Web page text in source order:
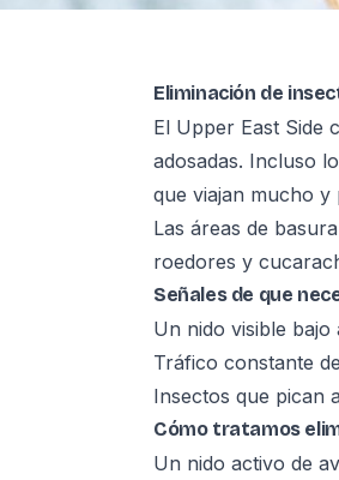
Eliminación de
El Upper East Side
adosadas. Incluso
que viajan mucho y
Las áreas de
roedores y
Señales de que
Un nido visible
Tráfico constante
Insectos que pican
Cómo tratamos
Un nido activo de